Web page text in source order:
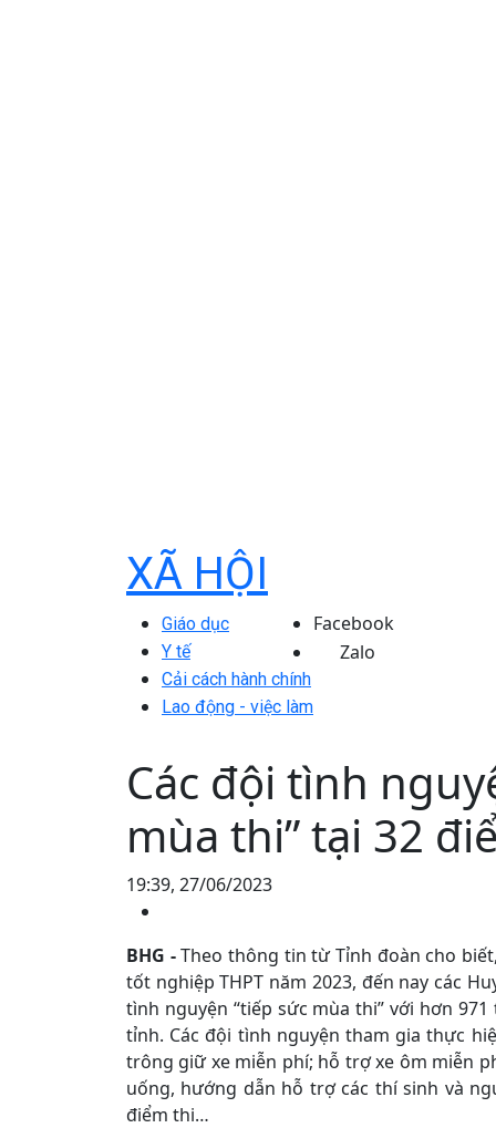
XÃ HỘI
Giáo dục
Y tế
Cải cách hành chính
Lao động - việc làm
Facebook
Zalo
Các đội tình
mùa thi” tại 32
19:39, 27/06/2023
BHG -Theo thông tin từ Tỉnh đoàn cho
tốt nghiệp THPT năm 2023, đến nay các
tình nguyện “tiếp sức mùa thi” với hơn
tỉnh. Các đội tình nguyện tham gia thực
trông giữ xe miễn phí; hỗ trợ xe ôm miễn
uống, hướng dẫn hỗ trợ các thí sinh và
điểm thi…